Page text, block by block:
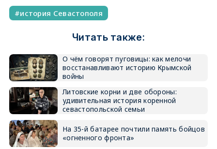
история Севастополя
Читать также:
О чём говорят пуговицы: как мелочи
восстанавливают историю Крымской
войны
Литовские корни и две обороны:
удивительная история коренной
севастопольской семьи
На 35-й батарее почтили память бойцов
«огненного фронта»